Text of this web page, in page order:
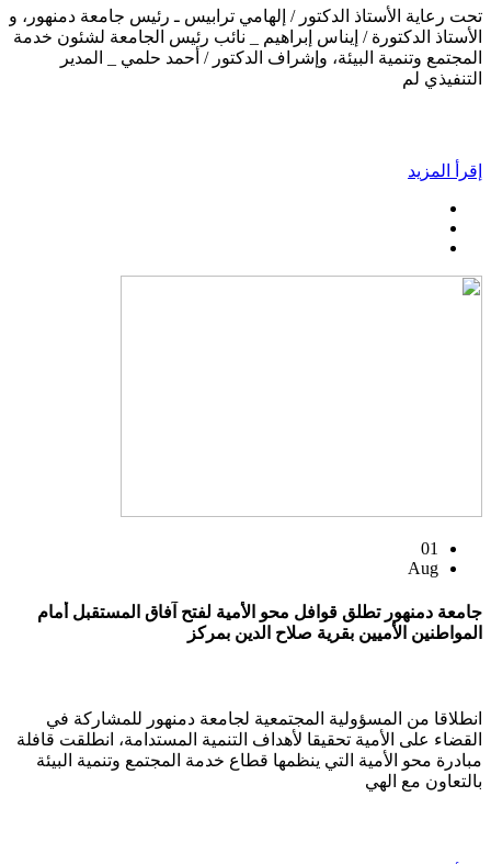
تحت رعاية الأستاذ الدكتور / إلهامي ترابيس ـ رئيس جامعة دمنهور، و
الأستاذ الدكتورة / إيناس إبراهيم _ نائب رئيس الجامعة لشئون خدمة
المجتمع وتنمية البيئة، وإشراف الدكتور / أحمد حلمي _ المدير
التنفيذي لم
إقرأ المزيد
01
Aug
جامعة دمنهور تطلق قوافل محو الأمية لفتح آفاق المستقبل أمام
المواطنين الأميين بقرية صلاح الدين بمركز
انطلاقا من المسؤولية المجتمعية لجامعة دمنهور للمشاركة في
القضاء على الأمية تحقيقا لأهداف التنمية المستدامة، انطلقت قافلة
مبادرة محو الأمية التي ينظمها قطاع خدمة المجتمع وتنمية البيئة
بالتعاون مع الهي